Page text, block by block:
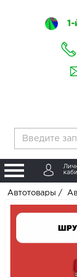
1-
Автотовары /